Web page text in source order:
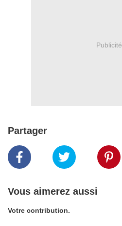
Publicité
Partager
Vous aimerez aussi
Votre contribution.